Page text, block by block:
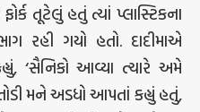
તૂટેલું હતું ત્યાં પ્લાસ્ટિકના
રહી ગયો હતો. દાદીમાએ
‘સૈનિકો આવ્યા ત્ચારે અમે
તોડી મને અડધો આપતાં કહ્યું હતું,